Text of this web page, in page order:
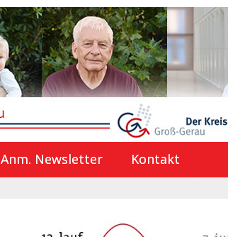
Anm. Newsletter Kontakt